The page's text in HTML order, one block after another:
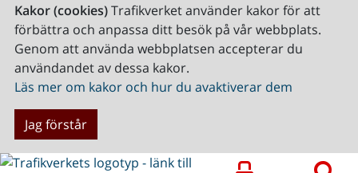
Kakor (cookies)Trafikverket använder kakor för att
förbättra och anpassa ditt besök på vår webbplats.
Genom att använda webbplatsen accepterar du
användandet av dessa kakor.
Läs mer om kakor och hur du avaktiverar dem
Jag förstår